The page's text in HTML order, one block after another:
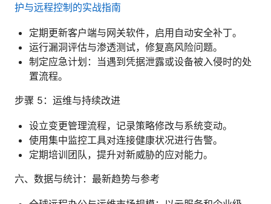
护与远程控制的实战指南
定期更新客户端与网关软件，启用自动安全补丁。
运行漏洞评估与渗透测试，修复高风险问题。
制定应急计划：当遇到凭据泄露或设备被入侵时的处
置流程。
步骤 5：运维与持续改进
设立变更管理流程，记录策略修改与系统变动。
使用集中监控工具对连接健康状况进行告警。
定期培训团队，提升对新威胁的应对能力。
六、数据与统计：最新趋势与参考